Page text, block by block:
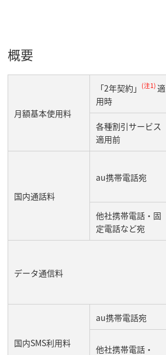
概要
月額基本使用料
「2年契約」 (注1) 適
用時
各種割引サービス
適用前
国内通話料
au携帯電話宛
他社携帯電話・固
定電話など宛
データ通信料
国内SMS利用料
au携帯電話宛
他社携帯電話・